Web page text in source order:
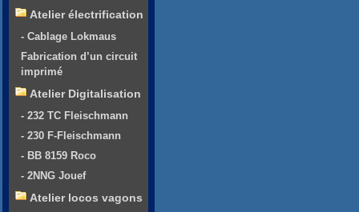
Atelier électrification
- Cablage Lokmaus
Fabrication d’un circuit
imprimé
Atelier Digitalisation
- 232 TC Fleischmann
- 230 F-Fleischmann
- BB 8159 Roco
- 2NNG Jouef
Atelier locos vagons